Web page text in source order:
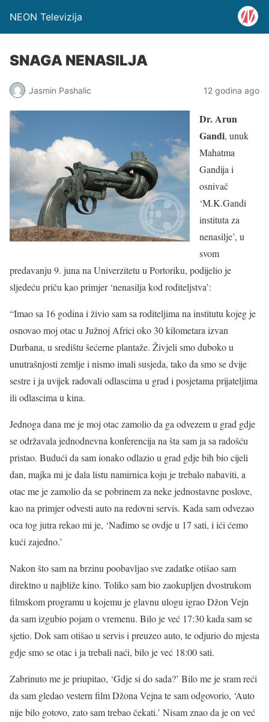
NEON Televizija
SNAGA NENASILJA
Jasmin Pashalic 12 godina ago
Dr. Arun
Gandi, unuk
Mahatma
Gandija i
osnivač
‘M.K.Gandi
instituta za
nenasilje’, u
svom
predavanju 9. juna na Univerzitetu u Portoriku, podijelio je
sljedeću priču kao primjer ‘nenasilja kod roditeljstva’:
“Imao sa 16 godina i živio sam sa roditeljima na institutu kojeg je
osnovao moj otac u Južnoj Africi oko 30 kilometara izvan
Durbana, u središtu šećerne plantaže. Živjeli smo duboko u
unutrašnjosti zemlje i nismo imali susjeda, tako da smo se dvije
sestre i ja uvijek radovali odlascima u grad i posjetama prijateljima
ili odlascima u kina.
Jednoga dana me je moj otac zamolio da ga odvezem u grad gdje
se održavala jednodnevna konferencija na šta sam ja sa radošću
pristao. Budući da sam ionako odlazio u grad gdje bih bio cijeli
dan, majka mi je dala listu namirnica koju je trebalo nabaviti, a
otac me je zamolio da se pobrinem za neke jednostavne poslove,
kao na primjer odvesti auto na redovni servis. Kada sam odvezao
oca tog jutra rekao mi je, ‘Nađimo se ovdje u 17 sati, i ići ćemo
kući zajedno.’
Nakon što sam na brzinu poobavljao sve zadatke otišao sam
direktno u najbliže kino. Toliko sam bio zaokupljen dvostrukom
filmskom programu u kojemu je glavnu ulogu igrao Džon Vejn
da sam izgubio pojam o vremenu. Bilo je već 17:30 kada sam se
sjetio. Dok sam otišao u servis i preuzeo auto, te odjurio do mjesta
gdje smo se otac i ja trebali naći, bilo je već 18:00 sati.
Zabrinuto me je priupitao, ‘Gdje si do sada?’ Bilo me je sram reći
da sam gledao vestern film Džona Vejna te sam odgovorio, ‘Auto
nije bilo gotovo, zato sam trebao čekati.’ Nisam znao da je on već